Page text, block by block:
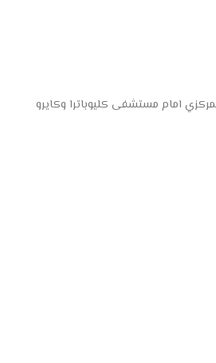
امام مستشفى كليوباترا وكايرو